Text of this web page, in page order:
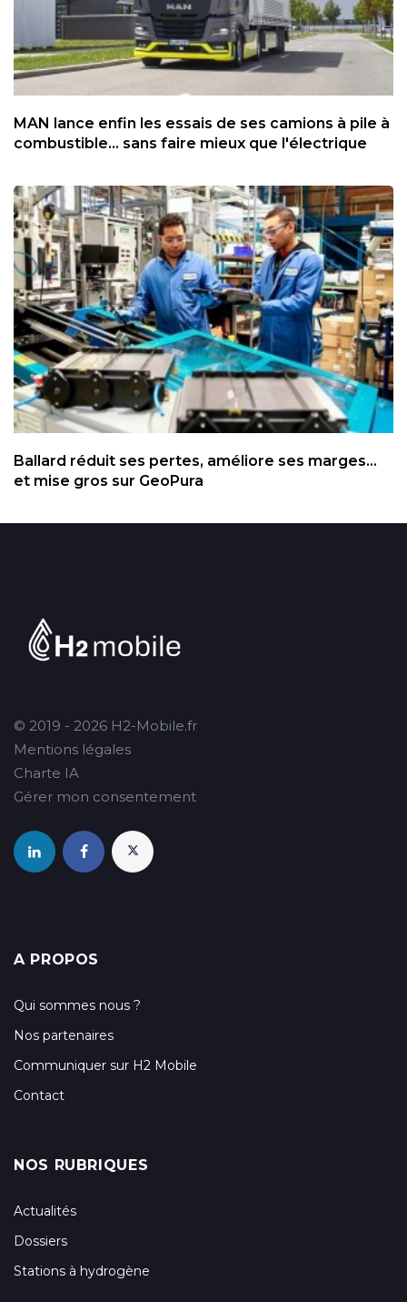
MAN lance enfin les essais de ses camions à pile à
combustible... sans faire mieux que l'électrique
Ballard réduit ses pertes, améliore ses marges...
et mise gros sur GeoPura
© 2019 - 2026 H2-Mobile.fr
Mentions légales
Charte IA
Gérer mon consentement
A PROPOS
Qui sommes nous ?
Nos partenaires
Communiquer sur H2 Mobile
Contact
NOS RUBRIQUES
Actualités
Dossiers
Stations à hydrogène